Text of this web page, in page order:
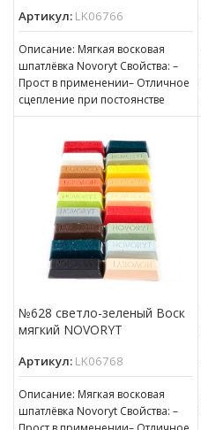
Артикул: LK06766
Описание: Мягкая восковая
шпатлёвка Novoryt Свойства: –
Прост в применении– Отличное
сцепление при постоянстве
консистенции– Готов к
№628 светло-зеленый Воск
мягкий NOVORYT
Артикул: LK06768
Описание: Мягкая восковая
шпатлёвка Novoryt Свойства: –